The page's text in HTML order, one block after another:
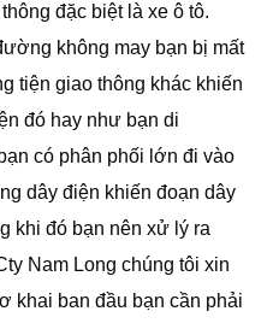
đặc biệt là xe ô tô.
không may bạn bị mất
tiện giao thông khác khiến
đó hay như bạn di
có phân phối lớn đi vào
dây điện khiến đoạn dây
khi đó bạn nên xử lý ra
Nam Long chúng tôi xin
khai ban đầu bạn cần phải